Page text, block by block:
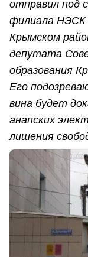
отправил под
филиала НЭСК
Крымском
депутата
образования
Его
вина будет
анапских
лишения